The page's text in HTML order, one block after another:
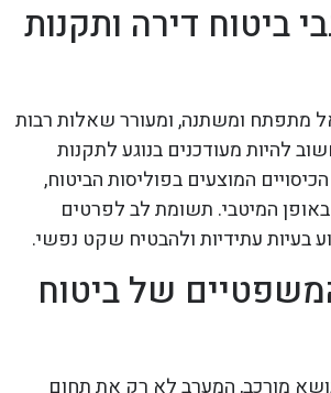
ביטוח דירה ותקנות
מתפתח ומשתנה, ומעורר שאלות רבות
להיות מעודכנים בנוגע לתקנות
המוצעים בפוליסות הביטוח,
באופן המיטבי. תשומת לב לפרטים
בעיות עתידיות ולהבטיח שקט נפשי.
של ביטוח
מורכב, המערב לא רק את תחום